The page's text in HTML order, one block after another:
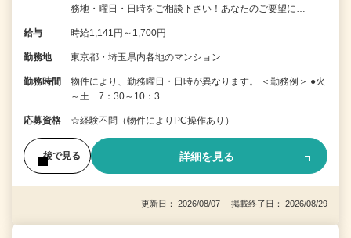
務地・曜日・日時をご相談下さい！あなたのご要望に…
給与 時給1,141円～1,700円
勤務地 東京都・埼玉県内各地のマンション
勤務時間
物件により、勤務曜日・日時が異なります。 ＜勤務例＞ ●火
～土 7：30～10：3…
応募資格 ☆経験不問（物件によりPC操作あり）
後で見る 詳細を見る
更新日： 2026/08/07 掲載終了日： 2026/08/29